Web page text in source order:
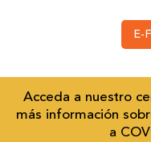
E-
Acceda a nuestro
más información
a